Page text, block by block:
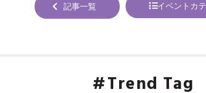
記事一覧 イベントカ
Trend Tag